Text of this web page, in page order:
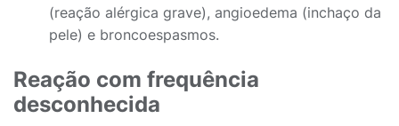
(reação alérgica grave), angioedema (inchaço da
pele) e broncoespasmos.
Reação com frequência
desconhecida